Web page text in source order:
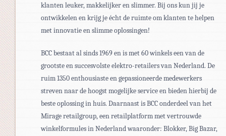
klanten leuker, makkelijker en slimmer. Bij ons kun jij je
ontwikkelen en krijg je écht de ruimte om klanten te helpen
met innovatie en slimme oplossingen!
BCC bestaat al sinds 1969 en is met 60 winkels een van de
grootste en succesvolste elektro-retailers van Nederland. De
ruim 1350 enthousiaste en gepassioneerde medewerkers
streven naar de hoogst mogelijke service en bieden hierbij de
beste oplossing in huis. Daarnaast is BCC onderdeel van het
Mirage retailgroup, een retailplatform met vertrouwde
winkelformules in Nederland waaronder: Blokker, Big Bazar,